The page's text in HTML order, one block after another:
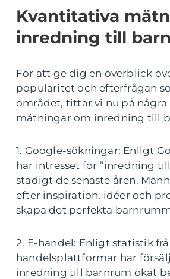
Kvantitativa
inredning till
För att ge dig en överblick
popularitet och efterfrågan
området, tittar vi nu på
mätningar om inredning till
1. Google-sökningar: Enligt
har intresset för ”inredning
stadigt de senaste åren.
efter inspiration, idéer och
skapa det perfekta
2. E-handel: Enligt statistik
handelsplattformar har
inredning till barnrum ökat